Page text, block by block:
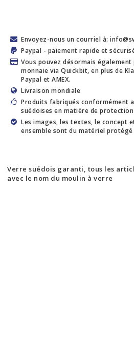
Envoyez-nous un courriel à:
Paypal - paiement rapide et
Vous pouvez désormais
monnaie via Quickbit, en plus de
Paypal et AMEX.
Livraison mondiale
Produits fabriqués conformément
suédoises en matière de
Les images, les textes, le concept
ensemble sont du matériel
Verre suédois garanti, tous les
avec le nom du moulin à verre